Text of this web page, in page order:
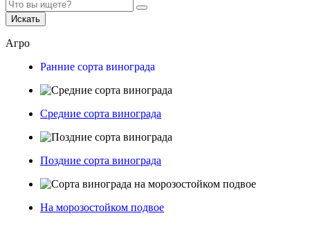
Искать
Агро
Ранние сорта винограда
Средние сорта винограда
Поздние сорта винограда
На морозостойком подвое